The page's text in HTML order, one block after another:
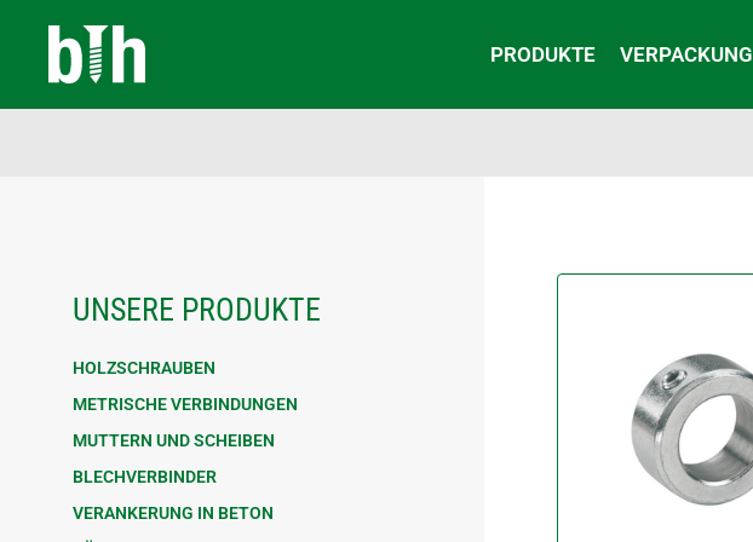
PRODUKTE VERPACKUNG
UNSERE PRODUKTE
HOLZSCHRAUBEN
METRISCHE VERBINDUNGEN
MUTTERN UND SCHEIBEN
BLECHVERBINDER
VERANKERUNG IN BETON